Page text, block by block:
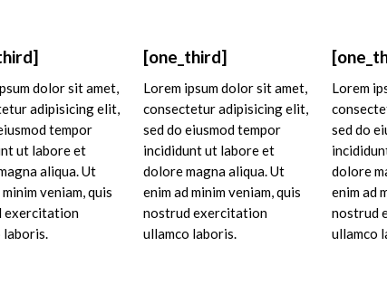
dolor sit amet,
adipisicing elit,
tempor
ut labore et
aliqua. Ut
veniam, quis
exercitation
laboris.
[one_third]
Lorem ipsum dolor sit amet,
consectetur adipisicing elit,
sed do eiusmod tempor
incididunt ut labore et
dolore magna aliqua. Ut
enim ad minim veniam, quis
nostrud exercitation
ullamco laboris.
Lorem
sed do
dolore
enim ad
nostrud
ullamco